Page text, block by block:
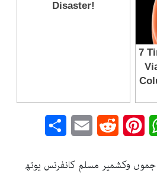
WhatsApp
Pinterest
Reddit
Email
جموں وکشمیر مسلم کانفرنس یوتھ